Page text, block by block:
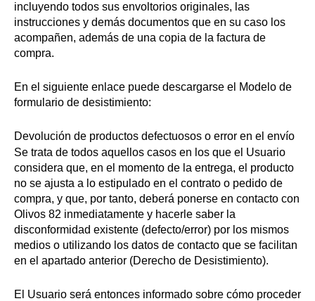
incluyendo todos sus envoltorios originales, las
instrucciones y demás documentos que en su caso los
acompañen, además de una copia de la factura de
compra.
En el siguiente enlace puede descargarse el Modelo de
formulario de desistimiento:
Devolución de productos defectuosos o error en el envío
Se trata de todos aquellos casos en los que el Usuario
considera que, en el momento de la entrega, el producto
no se ajusta a lo estipulado en el contrato o pedido de
compra, y que, por tanto, deberá ponerse en contacto con
Olivos 82 inmediatamente y hacerle saber la
disconformidad existente (defecto/error) por los mismos
medios o utilizando los datos de contacto que se facilitan
en el apartado anterior (Derecho de Desistimiento).
El Usuario será entonces informado sobre cómo proceder